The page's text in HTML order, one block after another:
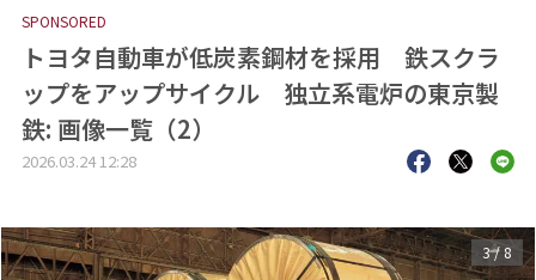
おすすめコンテンツ
出版物
会社概要
SPONSORED
トヨタ自動車が低炭素鋼材を採用 鉄スクラ
ップをアップサイクル 独立系電炉の東京製
鉄: 画像一覧（2）
2026.03.24 12:28
3/ 8